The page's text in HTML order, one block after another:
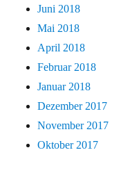
Juni 2018
Mai 2018
April 2018
Februar 2018
Januar 2018
Dezember 2017
November 2017
Oktober 2017